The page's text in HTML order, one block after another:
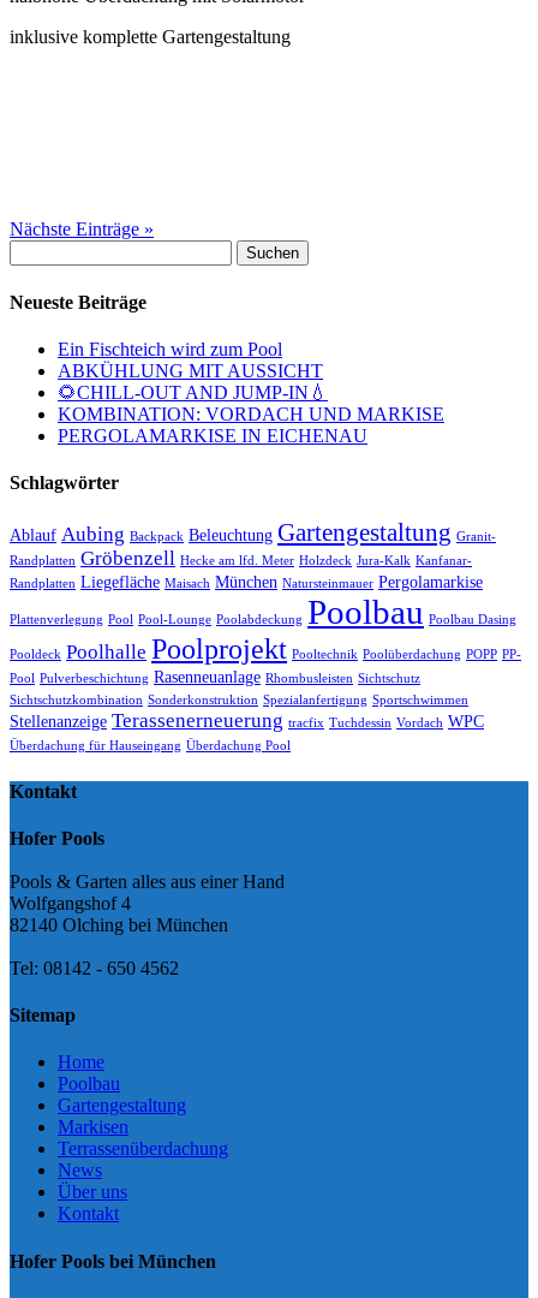
inklusive komplette Gartengestaltung
Nächste Einträge »
nach:
Neueste Beiträge
Ein Fischteich wird zum Pool
ABKÜHLUNG MIT AUSSICHT
🌻CHILL-OUT AND JUMP-IN💧
KOMBINATION: VORDACH UND MARKISE
PERGOLAMARKISE IN EICHENAU
Schlagwörter
Ablauf Aubing Backpack Beleuchtung Gartengestaltung Granit-
Randplatten Gröbenzell Hecke am lfd. Meter Holzdeck Jura-Kalk Kanfanar-
Randplatten Liegefläche Maisach München Natursteinmauer Pergolamarkise
Plattenverlegung Pool Pool-Lounge Poolabdeckung Poolbau Poolbau Dasing
Pooldeck Poolhalle Poolprojekt Pooltechnik Poolüberdachung POPP PP-
Pool Pulverbeschichtung Rasenneuanlage Rhombusleisten Sichtschutz
Sichtschutzkombination Sonderkonstruktion Spezialanfertigung Sportschwimmen
Stellenanzeige Terassenerneuerung tracfix Tuchdessin Vordach WPC
Überdachung für Hauseingang Überdachung Pool
Kontakt
Hofer Pools
Pools & Garten alles aus einer Hand
Wolfgangshof 4
82140 Olching bei München
Tel: 08142 - 650 4562
Sitemap
Home
Poolbau
Gartengestaltung
Markisen
Terrassenüberdachung
News
Über uns
Kontakt
Hofer Pools bei München